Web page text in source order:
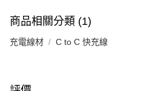
商品相關分類 (1)
充電線材 C to C 快充線